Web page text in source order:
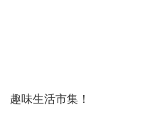
趣味生活市集！